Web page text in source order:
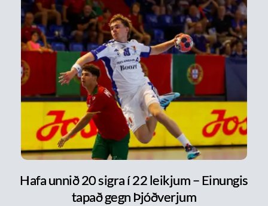
Hafa unnið 20 sigra í 22 leikjum – Einungis
tapað gegn Þjóðverjum